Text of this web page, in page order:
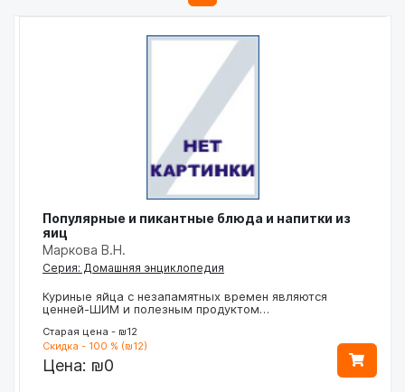
Популярные и пикантные блюда и напитки из
яиц
Маркова В.Н.
Серия: Домашняя энциклопедия
Куриные яйца с незапамятных времен являются
ценней-ШИМ и полезным продуктом…
Старая цена - ₪12
Скидка - 100 % (₪12)
Цена: ₪0